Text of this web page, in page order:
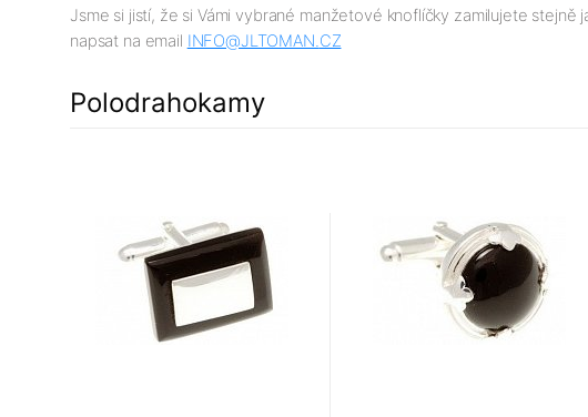
Jsme si jistí, že si Vámi vybrané manžetové knoflíčky zamilujete
napsat na email INFO@JLTOMAN.CZ
Polodrahokamy